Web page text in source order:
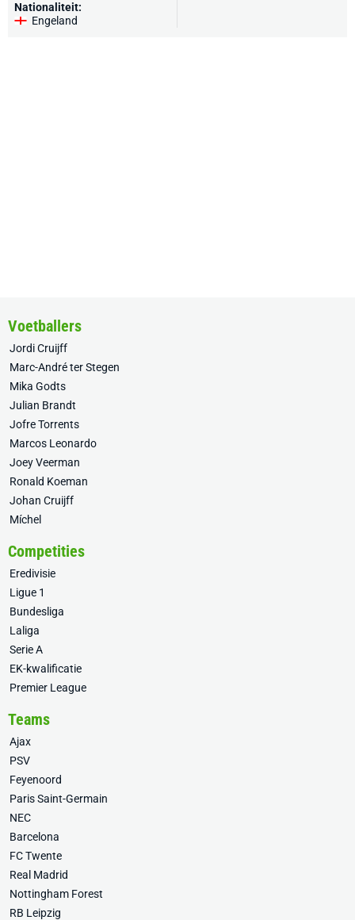
Nationaliteit:
Engeland
Voetballers
Jordi Cruijff
Marc-André ter Stegen
Mika Godts
Julian Brandt
Jofre Torrents
Marcos Leonardo
Joey Veerman
Ronald Koeman
Johan Cruijff
Míchel
Competities
Eredivisie
Ligue 1
Bundesliga
Laliga
Serie A
EK-kwalificatie
Premier League
Teams
Ajax
PSV
Feyenoord
Paris Saint-Germain
NEC
Barcelona
FC Twente
Real Madrid
Nottingham Forest
RB Leipzig